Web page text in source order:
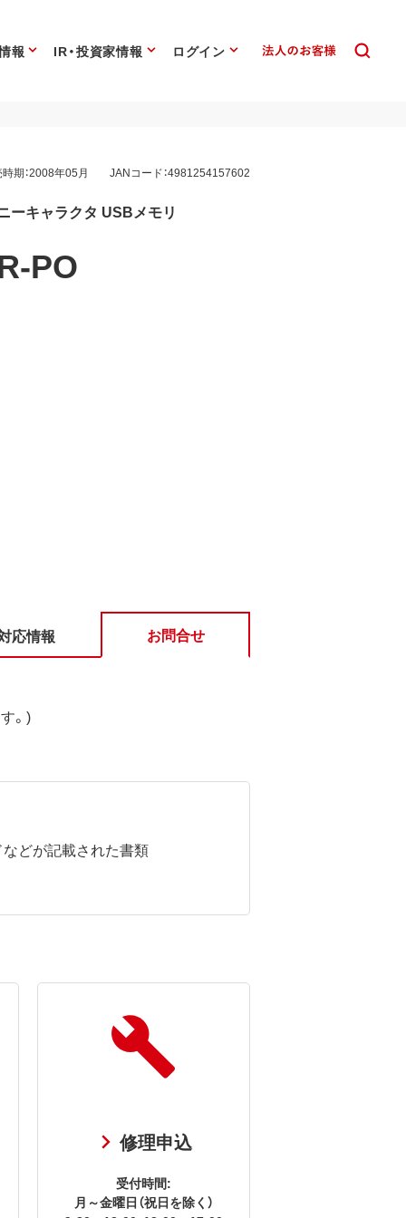
報 IR・投資家情報 ログイン
期：2008年05月 JANコード：4981254157602
ーキャラクタ USBメモリ
PO
応情報 お問合せ
。)
どが記載された書類
修理申込
受付時間:
月～金曜日（祝日を除く）